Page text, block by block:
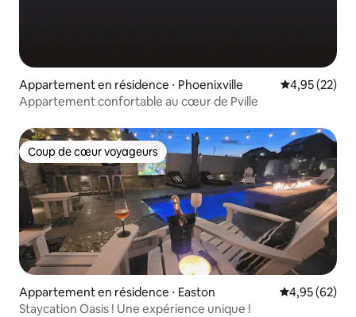
Appartement en résidence ⋅ Phoenixville Évaluation
4,95 (22)
Appartement confortable au cœur de Pville
Coup de cœur voyageurs
Coup de cœur voyageurs
Appartement en résidence ⋅ Easton Évaluation
4,95 (62)
Staycation Oasis ! Une expérience unique !